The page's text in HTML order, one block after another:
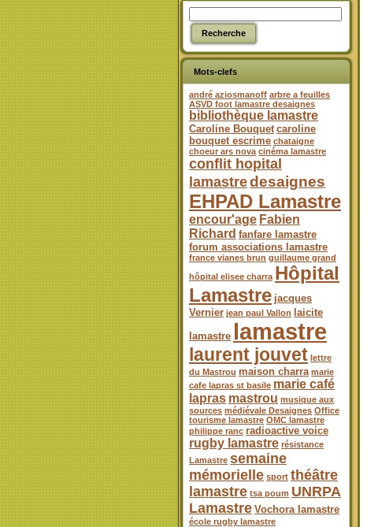
Mots-clefs
andré aziosmanoff arbre a feuilles
ASVD foot lamastre desaignes
bibliothèque lamastre
Caroline Bouquet caroline
bouquet escrime chataigne
choeur ars nova cinéma lamastre
conflit hopital
lamastredesaignes
EHPAD Lamastre
encour'age Fabien
Richard fanfare lamastre
forum associations lamastre
france vianes brun guillaume grand
hôpital elisee charra Hôpital
Lamastre jacques
Vernier jean paul Vallon
laicite
lamastre lamastre
laurent jouvet lettre
du Mastrou maison charra marie
cafe lapras st basile marie café
lapras mastrou musique aux
sources médiévale Desaignes Office
tourisme lamastre OMC lamastre
philippe ranc radioactive voice
rugby lamastre résistance
Lamastre semaine
mémorielle sport théâtre
lamastre tsa poum UNRPA
Lamastre Vochora lamastre
école rugby lamastre